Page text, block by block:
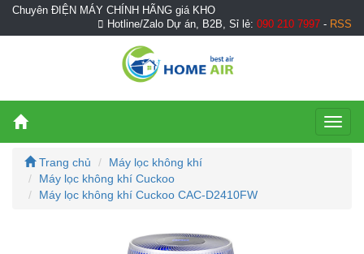
Chuyên ĐIỆN MÁY CHÍNH HÃNG giá KHO
Hotline/Zalo Dự án, B2B, Sỉ lẻ: 090 210 7997 - RSS
Trang chủ
Máy lọc không khí
Máy lọc không khí Cuckoo
Máy lọc không khí Cuckoo CAC-D2410FW